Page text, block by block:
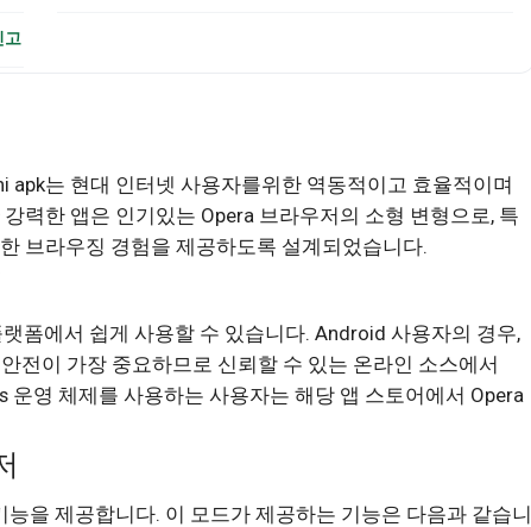
고
apk는 현대 인터넷 사용자를위한 역동적이고 효율적이며
력한 앱은 인기있는 Opera 브라우저의 소형 변형으로, 특
브라우징 경험을 제공하도록 설계되었습니다.
폼에서 쉽게 사용할 수 있습니다. Android 사용자의 경우,
전이 가장 중요하므로 신뢰할 수 있는 온라인 소스에서
운영 체제를 사용하는 사용자는 해당 앱 스토어에서 Opera
을 제공합니다. 이 모드가 제공하는 기능은 다음과 같습니